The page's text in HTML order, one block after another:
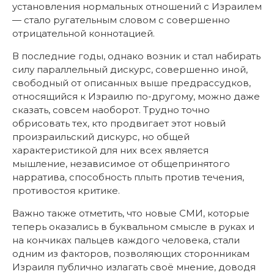
установления нормальных отношений с Израилем
— стало ругательным словом с совершенно
отрицательной коннотацией.
В последние годы, однако возник и стал набирать
силу параллельный дискурс, совершенно иной,
свободный от описанных выше предрассудков,
относящийся к Израилю по-другому, можно даже
сказать, совсем наоборот. Трудно точно
обрисовать тех, кто продвигает этот новый
произраильский дискурс, но общей
характеристикой для них всех является
мышление, независимое от общепринятого
нарратива, способность плыть против течения,
противостоя критике.
Важно также отметить, что новые СМИ, которые
теперь оказались в буквальном смысле в руках и
на кончиках пальцев каждого человека, стали
одним из факторов, позволяющих сторонникам
Израиля публично излагать своё мнение, доводя